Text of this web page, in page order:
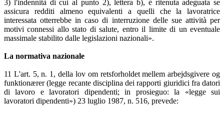
3) l'indennità di cui al punto 2), lettera b), è ritenuta adeguata se
assicura redditi almeno equivalenti a quelli che la lavoratrice
interessata otterrebbe in caso di interruzione delle sue attività per
motivi connessi allo stato di salute, entro il limite di un eventuale
massimale stabilito dalle legislazioni nazionali».
La normativa nazionale
11 L'art. 5, n. 1, della lov om retsforholdet mellem arbejdsgivere og
funktionærer (legge recante disciplina dei rapporti giuridici fra datori
di lavoro e lavoratori dipendenti; in prosieguo: la «legge sui
lavoratori dipendenti») 23 luglio 1987, n. 516, prevede: